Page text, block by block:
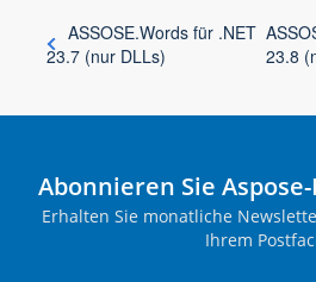
ASSOSE.Words für .NET
23.7 (nur DLLs)
23.8
Abonnieren Sie
Erhalten Sie monatliche
Ihrem